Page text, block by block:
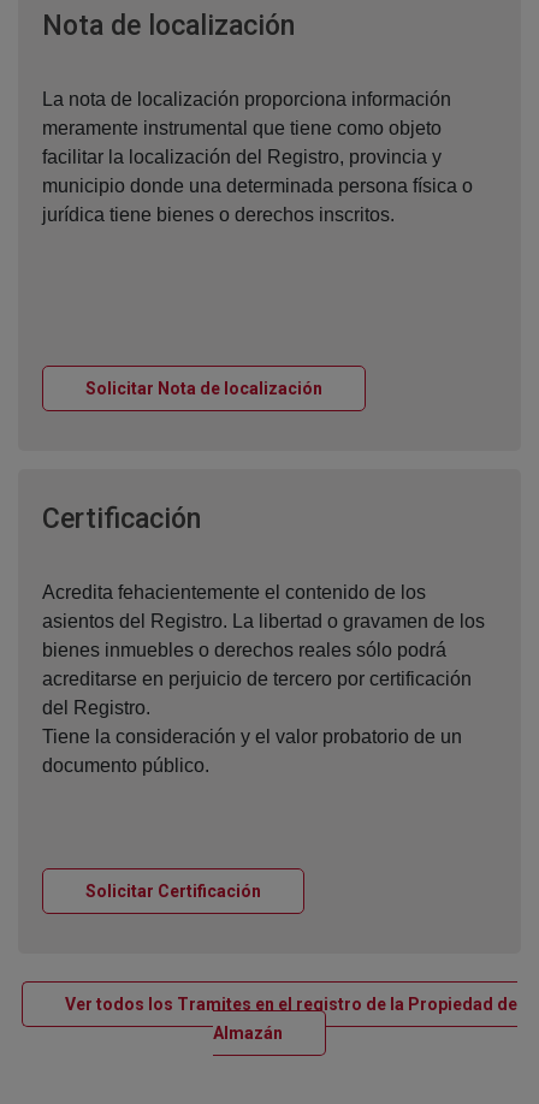
Nota de localización
La nota de localización proporciona información
meramente instrumental que tiene como objeto
facilitar la localización del Registro, provincia y
municipio donde una determinada persona física o
jurídica tiene bienes o derechos inscritos.
Solicitar Nota de localización
Certificación
Acredita fehacientemente el contenido de los
asientos del Registro. La libertad o gravamen de los
bienes inmuebles o derechos reales sólo podrá
acreditarse en perjuicio de tercero por certificación
del Registro.
Tiene la consideración y el valor probatorio de un
documento público.
Solicitar Certificación
Ver todos los Tramites en el registro de la Propiedad de
Almazán Ventana nueva